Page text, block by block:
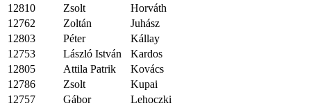
12810
Zsolt
Horváth
12762
Zoltán
Juhász
12803
Péter
Kállay
12753
László István
Kardos
12805
Attila Patrik
Kovács
12786
Zsolt
Kupai
12757
Gábor
Lehoczki